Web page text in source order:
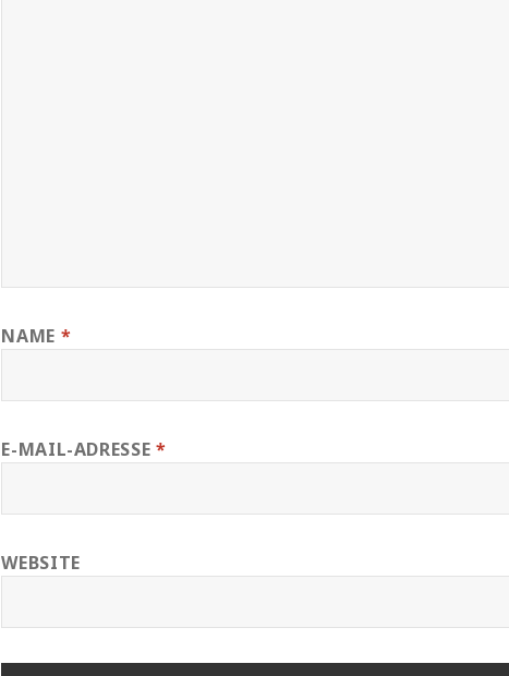
NAME *
E-MAIL-ADRESSE *
WEBSITE